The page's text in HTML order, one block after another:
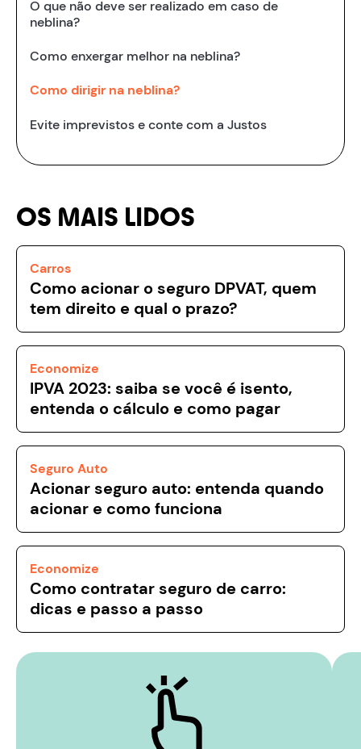
O que não deve ser realizado em caso de
neblina?
Como enxergar melhor na neblina?
Como dirigir na neblina?
Evite imprevistos e conte com a Justos
OS MAIS LIDOS
Carros
Como acionar o seguro DPVAT, quem
tem direito e qual o prazo?
Economize
IPVA 2023: saiba se você é isento,
entenda o cálculo e como pagar
Seguro Auto
Acionar seguro auto: entenda quando
acionar e como funciona
Economize
Como contratar seguro de carro:
dicas e passo a passo